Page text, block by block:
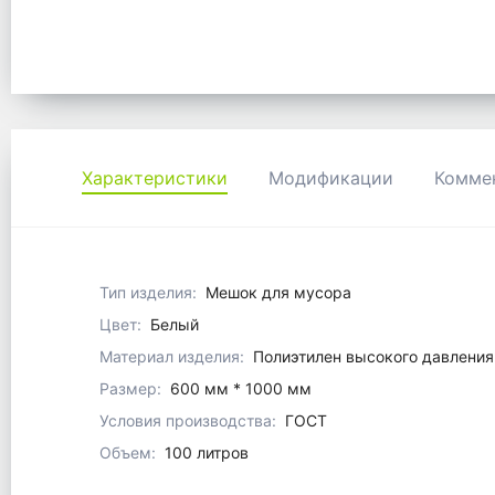
Характеристики Модификации
Тип изделия: Мешок для мусора
Цвет: Белый
Материал изделия: Полиэтилен высокого
Размер: 600 мм * 1000 мм
Условия производства: ГОСТ
Объем: 100 литров